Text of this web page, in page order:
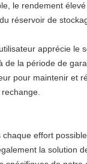
le rendement
réservoir de
apprécie le
la période de
pour maintenir et
effort
la solution